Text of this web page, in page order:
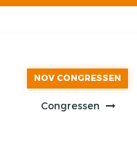
NOV CONGRESSEN
Congressen